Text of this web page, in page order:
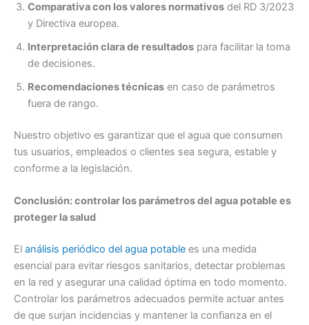
Comparativa con los valores normativos del RD 3/2023
y Directiva europea.
Interpretación clara de resultados para facilitar la toma
de decisiones.
Recomendaciones técnicas en caso de parámetros
fuera de rango.
Nuestro objetivo es garantizar que el agua que consumen
tus usuarios, empleados o clientes sea segura, estable y
conforme a la legislación.
Conclusión: controlar los parámetros del agua potable es
proteger la salud
El análisis periódico del agua potable es una medida
esencial para evitar riesgos sanitarios, detectar problemas
en la red y asegurar una calidad óptima en todo momento.
Controlar los parámetros adecuados permite actuar antes
de que surjan incidencias y mantener la confianza en el